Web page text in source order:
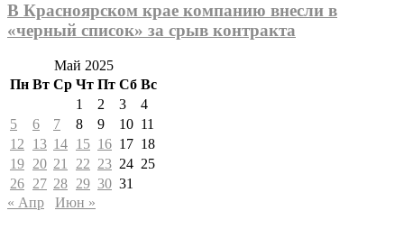
В Красноярском крае компанию внесли в
«черный список» за срыв контракта
Май 2025
Пн Вт Ср Чт Пт Сб Вс
1
2 3
4
5
6 7 8 9 10 11
12
13 14 15 16 17 18
19 20 21 22 23 24 25
26 27 28 29 30 31
« Апр
Июн »